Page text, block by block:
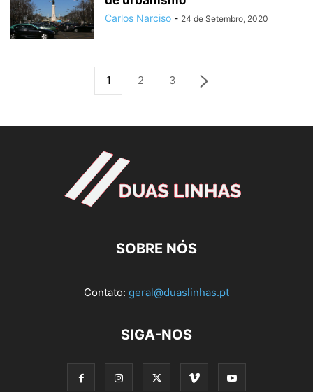
Carlos Narciso - 24 de Setembro, 2020
1 2 3
SOBRE NÓS
Contato: geral@duaslinhas.pt
SIGA-NOS